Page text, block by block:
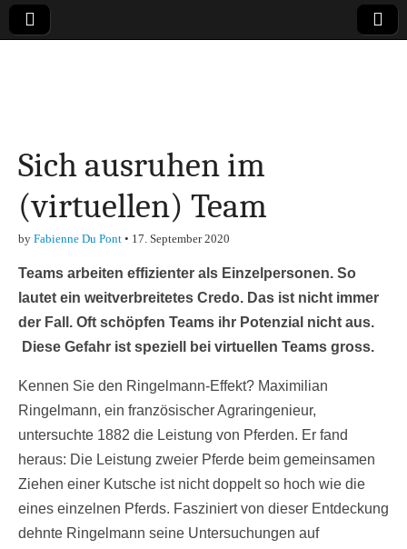
Finanzen,
Marketing-, Vertrieb-
& Investment-Tipps
Sich ausruhen im
(virtuellen) Team
by Fabienne Du Pont • 17. September 2020
Teams arbeiten effizienter als Einzelpersonen. So
lautet ein weitverbreitetes Credo. Das ist nicht immer
der Fall. Oft schöpfen Teams ihr Potenzial nicht aus.
Diese Gefahr ist speziell bei virtuellen Teams gross.
Kennen Sie den Ringelmann-Effekt? Maximilian
Ringelmann, ein französischer Agraringenieur,
untersuchte 1882 die Leistung von Pferden. Er fand
heraus: Die Leistung zweier Pferde beim gemeinsamen
Ziehen einer Kutsche ist nicht doppelt so hoch wie die
eines einzelnen Pferds. Fasziniert von dieser Entdeckung
dehnte Ringelmann seine Untersuchungen auf